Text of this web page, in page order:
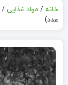
خانه / مواد غذایی /
عدد)